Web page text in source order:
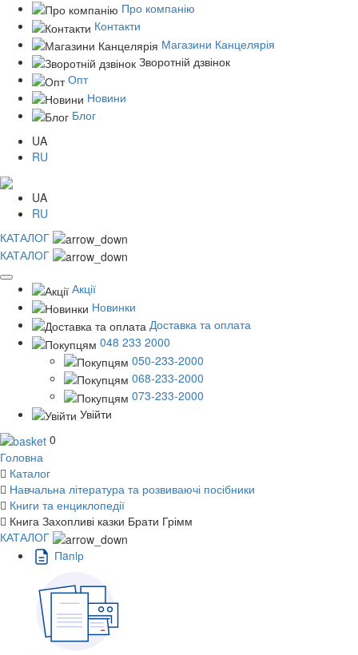
Про компанію
Контакти
Магазини Канцелярія
Зворотній дзвінок
Опт
Новини
Блог
UA
RU
UA
RU
КАТАЛОГ
КАТАЛОГ
Акції
Новинки
Доставка та оплата
048 233 2000
050-233-2000
068-233-2000
073-233-2000
Увійти
0
Головна
Каталог
Навчальна література та розвиваючі посібники
Книги та енциклопедії
Книга Захопливі казки Брати Грімм
КАТАЛОГ
Пaпiр